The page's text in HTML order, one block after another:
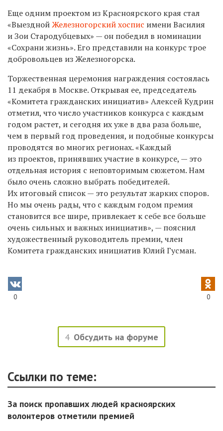
Еще одним проектом из Красноярского края стал
«ВыезднойЖелезногорский хоспис имени Василия
и Зои Стародубцевых» — он победил в номинации
«Сохрани жизнь». Его представили на конкурс трое
добровольцев из Железногорска.
Торжественная церемония награждения состоялась
11 декабря в Москве. Открывая ее, председатель
«Комитета гражданских инициатив» Алексей Кудрин
отметил, что число участников конкурса с каждым
годом растет, и сегодня их уже в два раза больше,
чем в первый год проведения, и подобные конкурсы
проводятся во многих регионах. «Каждый
из проектов, принявших участие в конкурсе, — это
отдельная история с неповторимым сюжетом. Нам
было очень сложно выбрать победителей.
Их итоговый список — это результат жарких споров.
Но мы очень рады, что с каждым годом премия
становится все шире, привлекает к себе все больше
очень сильных и важных инициатив», — пояснил
художественный руководитель премии, член
Комитета гражданских инициатив Юлий Гусман.
0 0
4 Обсудить на форуме
Ссылки по теме:
За поиск пропавших людей красноярских
волонтеров отметили премией